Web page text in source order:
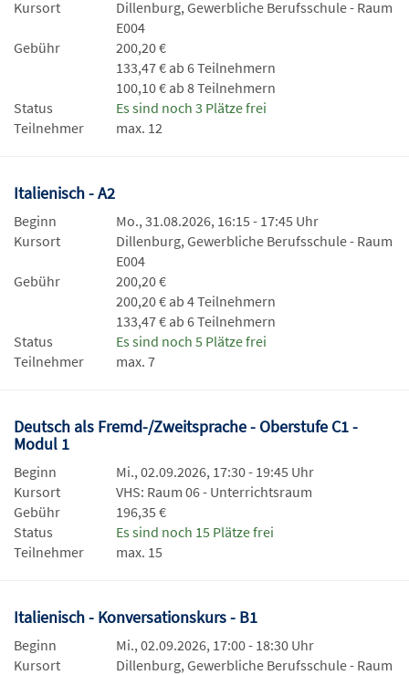
Kursort
Dillenburg, Gewerbliche Berufsschule - Raum
E004
Gebühr
200,20 €
133,47 € ab 6 Teilnehmern
100,10 € ab 8 Teilnehmern
Status
Es sind noch 3 Plätze frei
Teilnehmer
max. 12
Italienisch - A2
Beginn
Mo., 31.08.2026, 16:15 - 17:45 Uhr
Kursort
Dillenburg, Gewerbliche Berufsschule - Raum
E004
Gebühr
200,20 €
200,20 € ab 4 Teilnehmern
133,47 € ab 6 Teilnehmern
Status
Es sind noch 5 Plätze frei
Teilnehmer
max. 7
Deutsch als Fremd-/Zweitsprache - Oberstufe C1 -
Modul 1
Beginn
Mi., 02.09.2026, 17:30 - 19:45 Uhr
Kursort
VHS: Raum 06 - Unterrichtsraum
Gebühr
196,35 €
Status
Es sind noch 15 Plätze frei
Teilnehmer
max. 15
Italienisch - Konversationskurs - B1
Beginn
Mi., 02.09.2026, 17:00 - 18:30 Uhr
Kursort
Dillenburg, Gewerbliche Berufsschule - Raum